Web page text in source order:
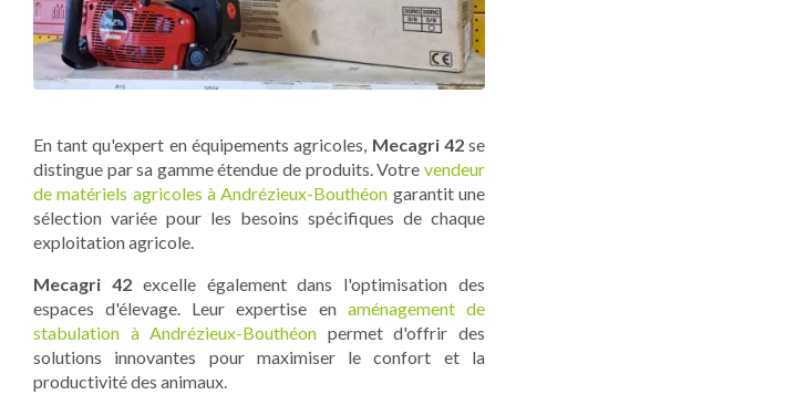
En tant qu'expert en équipements agricoles, Mecagri 42se
distingue par sa gamme étendue de produits. Votre vendeur
de matériels agricoles à Andrézieux-Bouthéon garantit une
sélection variée pour les besoins spécifiques de chaque
exploitation agricole.
Mecagri 42excelle également dans l'optimisation des
espaces d'élevage. Leur expertise en aménagement de
stabulation à Andrézieux-Bouthéon permet d'offrir des
solutions innovantes pour maximiser le confort et la
productivité des animaux.